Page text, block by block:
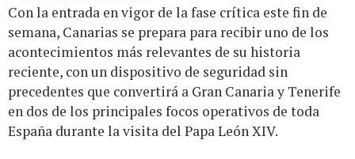
Con la entrada en vigor de la fase crítica este fin de
semana, Canarias se prepara para recibir uno de los
acontecimientos más relevantes de su historia
reciente, con un dispositivo de seguridad sin
precedentes que convertirá a Gran Canaria y Tenerife
en dos de los principales focos operativos de toda
España durante la visita del Papa León XIV.